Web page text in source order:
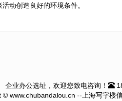
动创造良好的环境条件。
企业办公选址，欢迎您致电咨询！
© www.chubandalou.cn --上海写字楼